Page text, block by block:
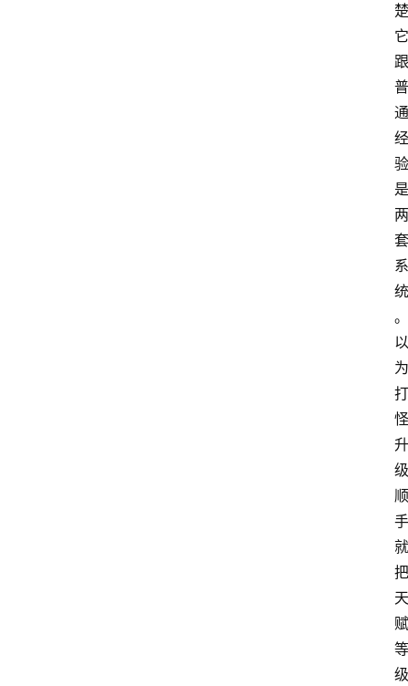
楚
它
跟
普
通
经
验
是
两
套
系
统
。
以
为
打
怪
升
级
顺
手
就
把
天
赋
等
级